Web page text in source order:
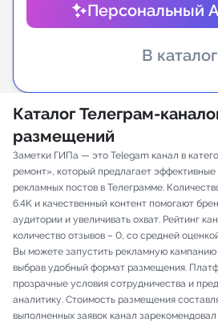
Аналитика Telegram
Персональный
В каталог
Каталог Телеграм-
размещений
Заметки ГИПа — это Telegam канал в
ремонт», который предлагает
рекламных постов в Телеграмме.
6.4K и качественный контент помогают
аудитории и увеличивать охват. Рейтинг
количество отзывов – 0, со средней
Вы можете запустить рекламную кампанию
выбрав удобный формат размещения.
прозрачные условия сотрудничества и
аналитику. Стоимость размещения
выполненных заявок канал